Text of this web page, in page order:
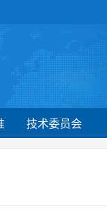
技术委员会